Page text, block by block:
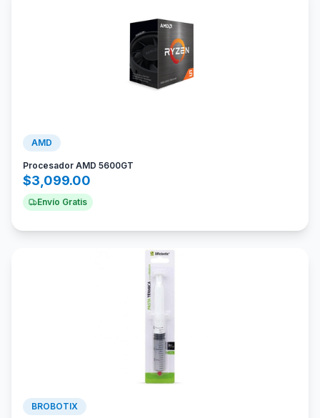
AMD
Procesador AMD 5600GT
$3,099.00
Envío Gratis
BROBOTIX